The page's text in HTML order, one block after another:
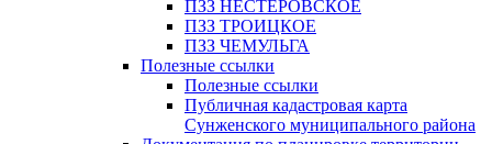
ПЗЗ НЕСТЕРОВСКОЕ
ПЗЗ ТРОИЦКОЕ
ПЗЗ ЧЕМУЛЬГА
Полезные ссылки
Полезные ссылки
Публичная кадастровая карта
Сунженского муниципального района